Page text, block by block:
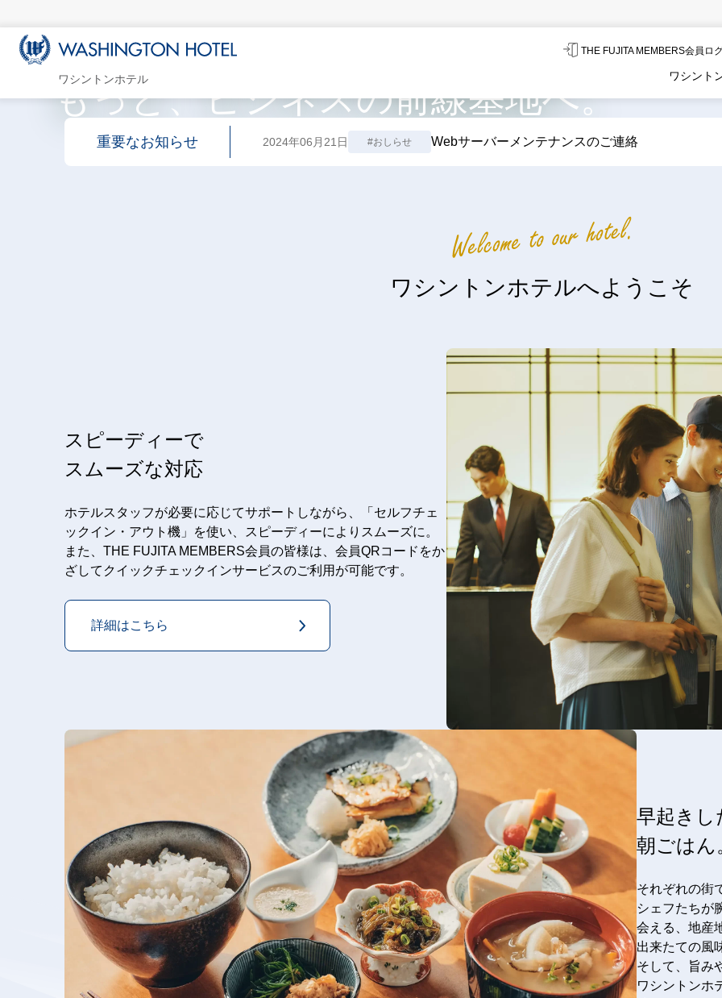
THE FUJITA MEMBERS会員ロ
ワシントンホテル ワシント
もっと、ビジネスの前線基地へ。
重要なお知らせ 2024年06月21日 #おしらせ Webサーバーメンテナンスのご連絡
ワシントンホテルへようこそ
スピーディーで
スムーズな対応
ホテルスタッフが必要に応じてサポートしながら、「セルフチェ
ックイン・アウト機」を使い、スピーディーによりスムーズに。
また、THE FUJITA MEMBERS会員の皆様は、会員QRコードをか
ざしてクイックチェックインサービスのご利用が可能です。
詳細はこちら
早起きし
朝ごはん
それぞれの街
シェフたちが
会える、地産
出来たての風
そして、旨み
ワシントンホ